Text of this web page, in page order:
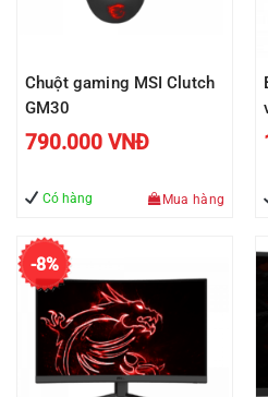
Chuột gaming MSI Clutch
GM30
790.000 VNĐ
Có hàng Mua hàng
-8%